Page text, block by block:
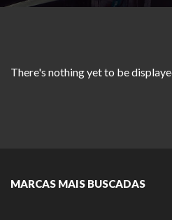
There's nothing yet to be
MARCAS MAIS BUSCADAS